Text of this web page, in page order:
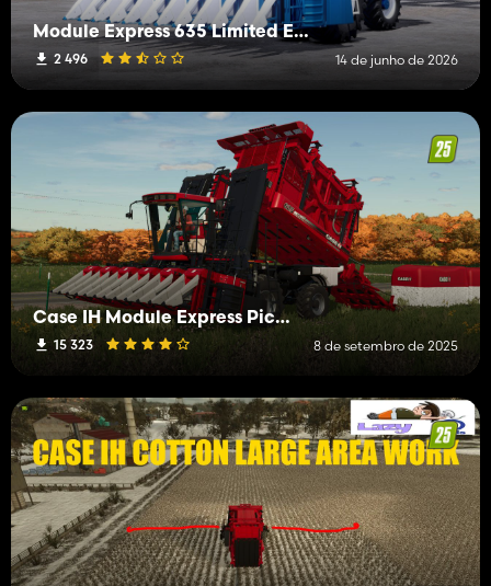
Module Express 635 Limited Edition
2 496 14 de junho de 2026
Case IH Module Express Pickers 2007-2019
15 323 8 de setembro de 2025